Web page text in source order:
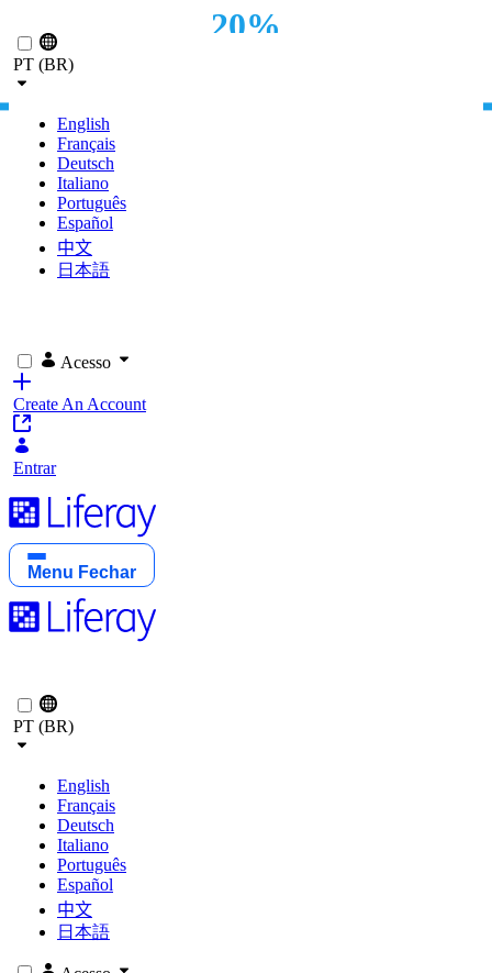
Pular para o Conteúdo principal
PT (BR)
English
Français
Deutsch
Italiano
Português
Español
中文
日本語
Acesso
Create An Account
Entrar
Menu Fechar
PT (BR)
English
Français
Deutsch
Italiano
Português
Español
中文
日本語
20%